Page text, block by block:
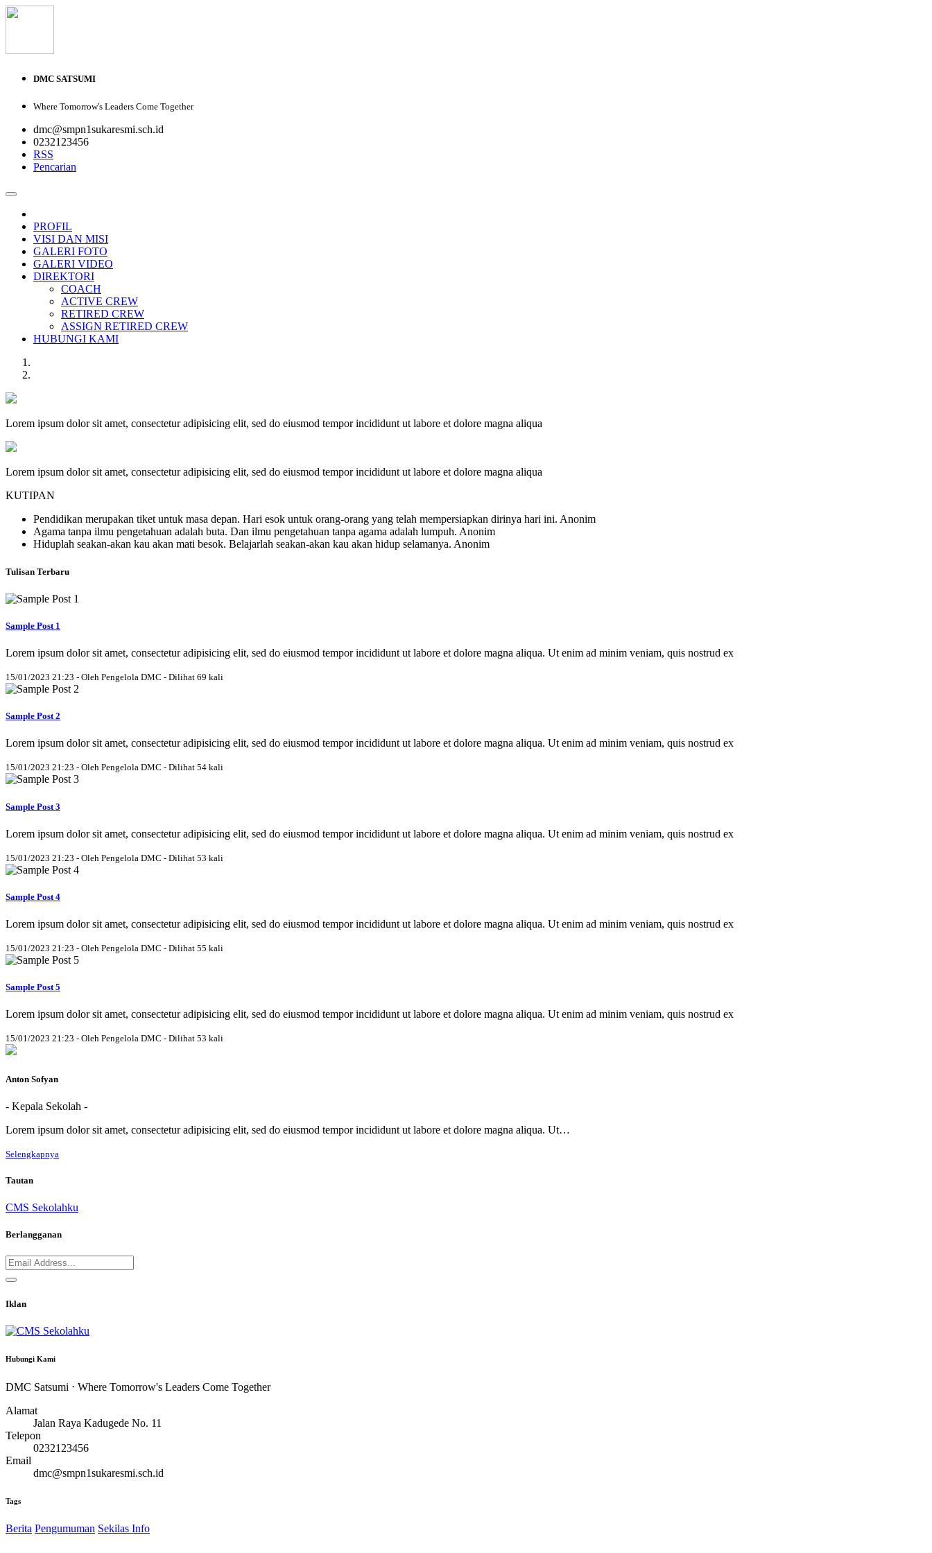
DMC SATSUMI
Where Tomorrow's Leaders Come Together
dmc@smpn1sukaresmi.sch.id
0232123456
RSS
Pencarian
PROFIL
VISI DAN MISI
GALERI FOTO
GALERI VIDEO
DIREKTORI
COACH
ACTIVE CREW
RETIRED CREW
ASSIGN RETIRED CREW
HUBUNGI KAMI
Lorem ipsum dolor sit amet, consectetur adipisicing elit, sed do eiusmod tempor incididunt ut labore et dolore magna aliqua
Lorem ipsum dolor sit amet, consectetur adipisicing elit, sed do eiusmod tempor incididunt ut labore et dolore magna aliqua
KUTIPAN
Pendidikan merupakan tiket untuk masa depan. Hari esok untuk orang-orang yang telah mempersiapkan dirinya hari ini. Anonim
Agama tanpa ilmu pengetahuan adalah buta. Dan ilmu pengetahuan tanpa agama adalah lumpuh. Anonim
Hiduplah seakan-akan kau akan mati besok. Belajarlah seakan-akan kau akan hidup selamanya. Anonim
Tulisan Terbaru
Sample Post 1
Lorem ipsum dolor sit amet, consectetur adipisicing elit, sed do eiusmod tempor incididunt ut labore et dolore magna aliqua. Ut enim ad minim veniam, quis nostrud ex
15/01/2023 21:23 - Oleh Pengelola DMC - Dilihat 69 kali
Sample Post 2
Lorem ipsum dolor sit amet, consectetur adipisicing elit, sed do eiusmod tempor incididunt ut labore et dolore magna aliqua. Ut enim ad minim veniam, quis nostrud ex
15/01/2023 21:23 - Oleh Pengelola DMC - Dilihat 54 kali
Sample Post 3
Lorem ipsum dolor sit amet, consectetur adipisicing elit, sed do eiusmod tempor incididunt ut labore et dolore magna aliqua. Ut enim ad minim veniam, quis nostrud ex
15/01/2023 21:23 - Oleh Pengelola DMC - Dilihat 53 kali
Sample Post 4
Lorem ipsum dolor sit amet, consectetur adipisicing elit, sed do eiusmod tempor incididunt ut labore et dolore magna aliqua. Ut enim ad minim veniam, quis nostrud ex
15/01/2023 21:23 - Oleh Pengelola DMC - Dilihat 55 kali
Sample Post 5
Lorem ipsum dolor sit amet, consectetur adipisicing elit, sed do eiusmod tempor incididunt ut labore et dolore magna aliqua. Ut enim ad minim veniam, quis nostrud ex
15/01/2023 21:23 - Oleh Pengelola DMC - Dilihat 53 kali
Anton Sofyan
- Kepala Sekolah -
Lorem ipsum dolor sit amet, consectetur adipisicing elit, sed do eiusmod tempor incididunt ut labore et dolore magna aliqua. Ut…
Selengkapnya
Tautan
CMS Sekolahku
Berlangganan
Iklan
Hubungi Kami
DMC Satsumi ⋅ Where Tomorrow's Leaders Come Together
Alamat
Jalan Raya Kadugede No. 11
Telepon
0232123456
Email
dmc@smpn1sukaresmi.sch.id
Tags
Berita Pengumuman Sekilas Info